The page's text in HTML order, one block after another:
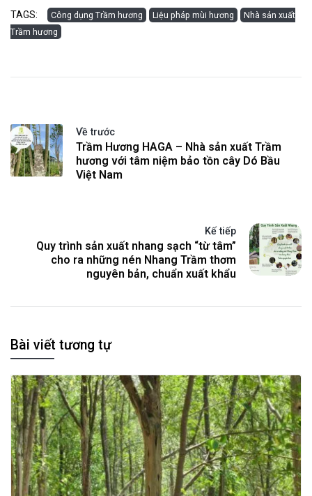
TAGS: Công dụng Trầm hương Liệu pháp mùi hương
Nhà sản xuất
Trầm hương
Về trước
Trầm Hương HAGA – Nhà sản xuất Trầm
hương với tâm niệm bảo tồn cây Dó Bầu
Việt Nam
Kế tiếp
Quy trình sản xuất nhang sạch “từ tâm”
cho ra những nén Nhang Trầm thơm
nguyên bản, chuẩn xuất khẩu
Bài viết tương tự